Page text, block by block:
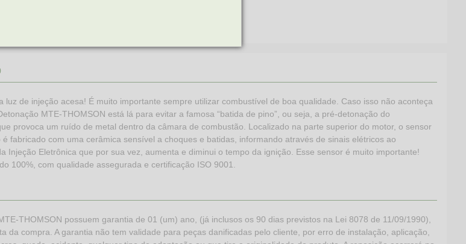
luz de injeção acesa! É muito importante sempre utilizar combustível de boa qualidade. Caso isso não aconteça
MTE-THOMSON está lá para evitar a famosa “batida de pino”, ou seja, a pré-detonação do
provoca um ruído de metal dentro da câmara de combustão. Localizado na parte superior do motor, o sensor
é fabricado com uma cerâmica sensível a choques e batidas, informando através de sinais elétricos ao
Injeção Eletrônica que por sua vez, aumenta e diminui o tempo da ignição. Esse sensor é muito importante!
100%, com qualidade assegurada e certificação ISO 9001.
THOMSON possuem garantia de 01 (um) ano, (já inclusos os 90 dias previstos na Lei 8078 de 11/09/1990),
da compra. A garantia não tem validade para peças danificadas pelo cliente, por erro de instalação, aplicação,